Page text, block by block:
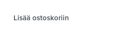
Lisää ostoskoriin